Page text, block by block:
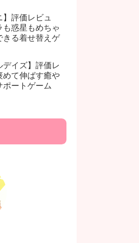
】評価レビュ
も惑星もめちゃ
きる着せ替えゲ
デイズ】評価レ
めて伸ばす癒や
ポートゲーム